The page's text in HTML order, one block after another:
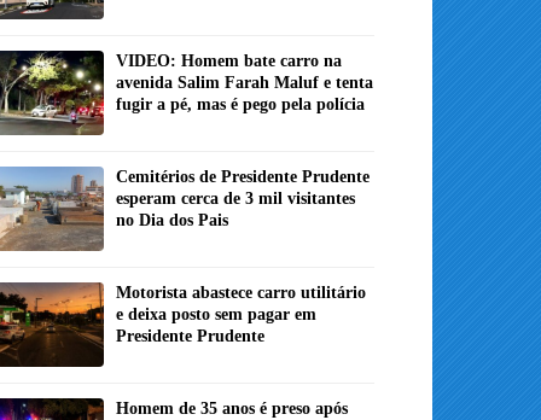
VIDEO: Homem bate carro na
avenida Salim Farah Maluf e tenta
fugir a pé, mas é pego pela polícia
Cemitérios de Presidente Prudente
esperam cerca de 3 mil visitantes
no Dia dos Pais
Motorista abastece carro utilitário
e deixa posto sem pagar em
Presidente Prudente
Homem de 35 anos é preso após